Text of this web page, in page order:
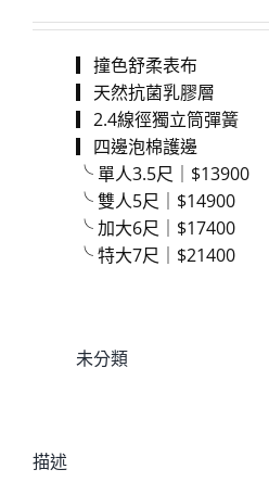
▎撞色舒柔表布
▎天然抗菌乳膠層
▎2.4線徑獨立筒彈簧
▎四邊泡棉護邊
╰ 單人3.5尺｜$13900
╰ 雙人5尺｜$14900
╰ 加大6尺｜$17400
╰ 特大7尺｜$21400
未分類
描述